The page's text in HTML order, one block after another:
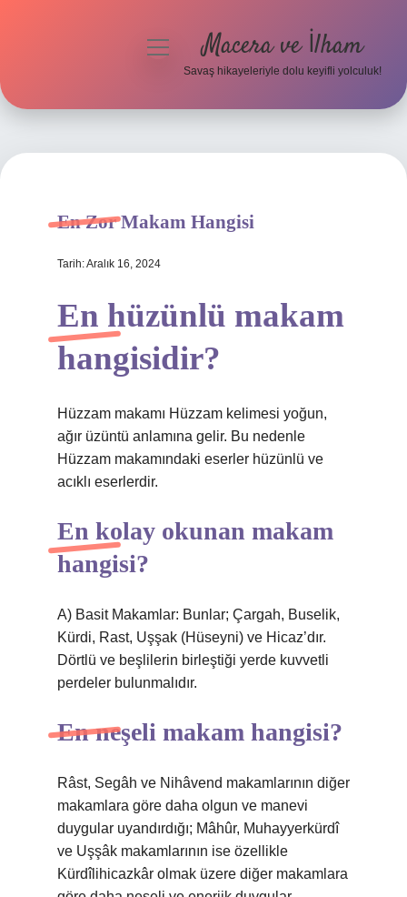
menüyüMacera ve İlham
Savaş hikayeleriyle dolu keyifli yolculuk!
En Zor Makam Hangisi
Tarih: Aralık 16, 2024
En hüzünlü makam
hangisidir?
Hüzzam makamı Hüzzam kelimesi yoğun,
ağır üzüntü anlamına gelir. Bu nedenle
Hüzzam makamındaki eserler hüzünlü ve
acıklı eserlerdir.
En kolay okunan makam
hangisi?
A) Basit Makamlar: Bunlar; Çargah, Buselik,
Kürdi, Rast, Uşşak (Hüseyni) ve Hicaz’dır.
Dörtlü ve beşlilerin birleştiği yerde kuvvetli
perdeler bulunmalıdır.
En neşeli makam hangisi?
Râst, Segâh ve Nihâvend makamlarının diğer
makamlara göre daha olgun ve manevi
duygular uyandırdığı; Mâhûr, Muhayyerkürdî
ve Uşşâk makamlarının ise özellikle
Kürdîlihicazkâr olmak üzere diğer makamlara